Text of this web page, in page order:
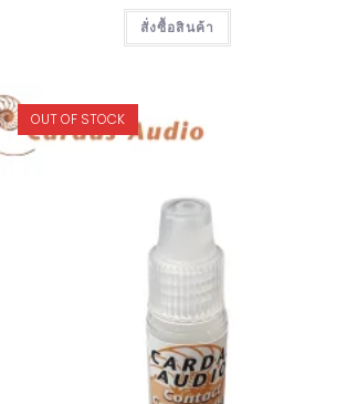
สั่งซื้อสินค้า
OUT OF STOCK